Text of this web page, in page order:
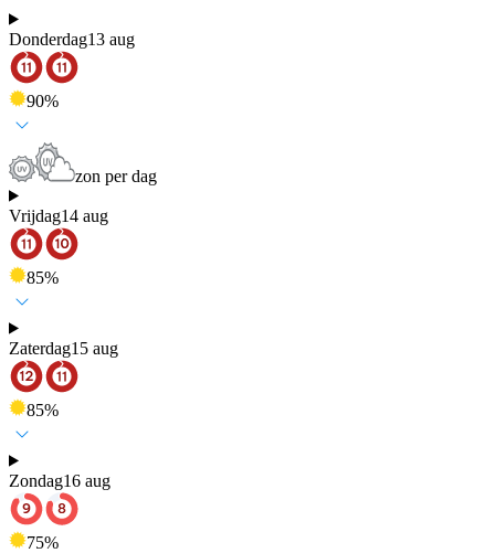
Donderdag13 aug
90%
zon per dag
Vrijdag14 aug
85%
Zaterdag15 aug
85%
Zondag16 aug
75%